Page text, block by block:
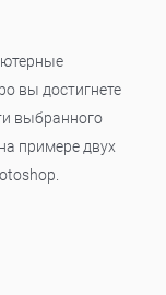
вы достигнете
выбранного
примере двух